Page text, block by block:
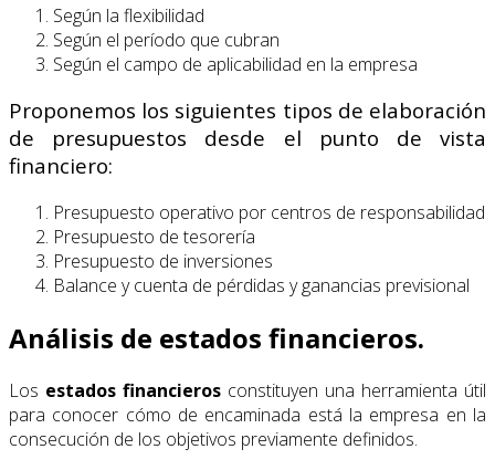
Según la flexibilidad
Según el período que cubran
Según el campo de aplicabilidad en la empresa
Proponemos los siguientes tipos de elaboración
de presupuestos desde el punto de vista
financiero:
Presupuesto operativo por centros de responsabilidad
Presupuesto de tesorería
Presupuesto de inversiones
Balance y cuenta de pérdidas y ganancias previsional
Análisis de estados financieros.
Los estados financieros constituyen una herramienta útil
para conocer cómo de encaminada está la empresa en la
consecución de los objetivos previamente definidos.